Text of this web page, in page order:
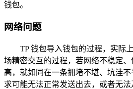
钱包。
网络问题
TP 钱包导入钱包的过程，实际
场精密交互的过程，若网络不稳定
高，就如同在一条拥堵不堪、坑洼
求可能无法正常发送出去，或者无